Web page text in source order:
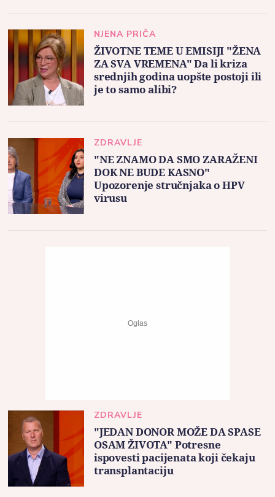
NJENA PRIČA
ŽIVOTNE TEME U EMISIJI "ŽENA
ZA SVA VREMENA" Da li kriza
srednjih godina uopšte postoji ili
je to samo alibi?
ZDRAVLJE
"NE ZNAMO DA SMO ZARAŽENI
DOK NE BUDE KASNO"
Upozorenje stručnjaka o HPV
virusu
ZDRAVLJE
"JEDAN DONOR MOŽE DA SPASE
OSAM ŽIVOTA" Potresne
ispovesti pacijenata koji čekaju
transplantaciju